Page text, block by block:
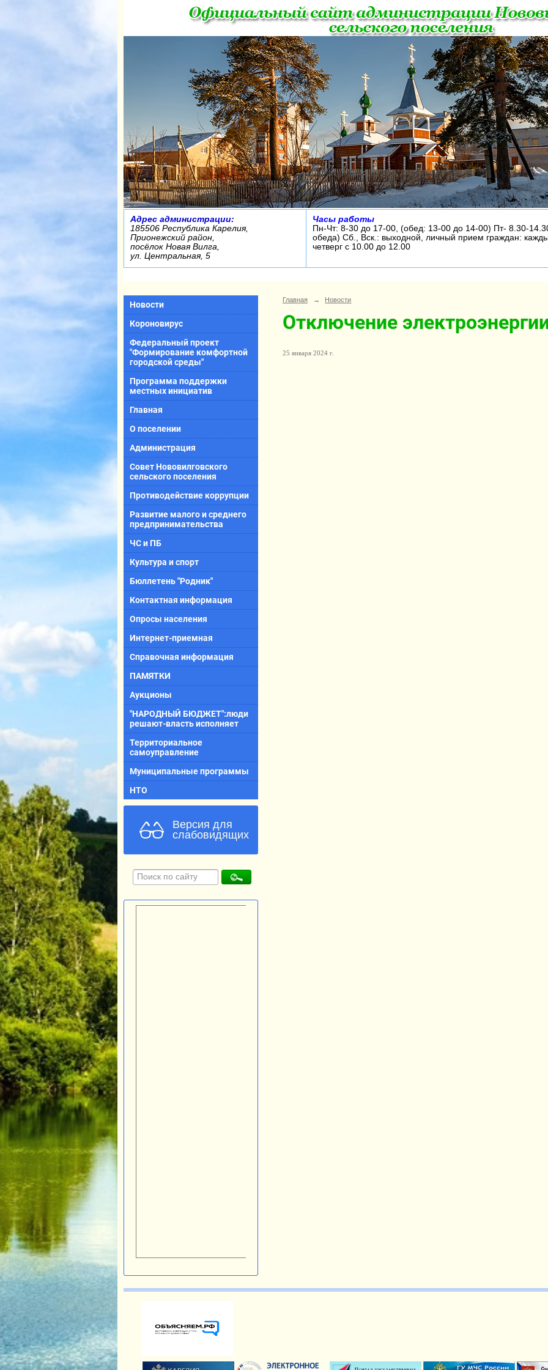
Адрес администрации:
185506 Республика Карелия,
Прионежский район,
посёлок Новая Вилга,
ул. Центральная, 5
Часы работы
Пн-Чт: 8-30 до 17-00, (обед: 13-00 до 14-00) Пт- 8.30-
обеда) Сб., Вск.: выходной, личный прием граждан:
четверг с 10.00 до 12.00
Новости
Короновирус
Федеральный проект
"Формирование комфортной
городской среды"
Программа поддержки
местных инициатив
Главная
О поселении
Администрация
Совет Нововилговского
сельского поселения
Противодействие коррупции
Развитие малого и среднего
предпринимательства
ЧС и ПБ
Культура и спорт
Бюллетень "Родник"
Контактная информация
Опросы населения
Интернет-приемная
Справочная информация
ПАМЯТКИ
Аукционы
"НАРОДНЫЙ БЮДЖЕТ":люди
решают-власть исполняет
Территориальное
самоуправление
Муниципальные программы
НТО
Версия для
слабовидящих
Главная → Новости
Отключение
25 января 2024 г.